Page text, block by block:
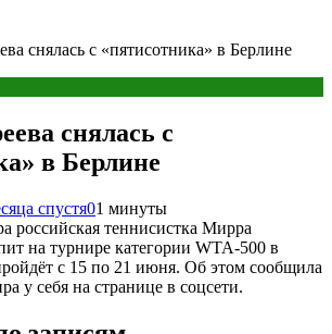
снялась с «пятисотника» в Берлине
снялась с
в Берлине
спустя01 минуты
российская теннисистка Мирра
на турнире категории WTA-500 в
с 15 по 21 июня. Об этом сообщила
у себя на странице в соцсети.